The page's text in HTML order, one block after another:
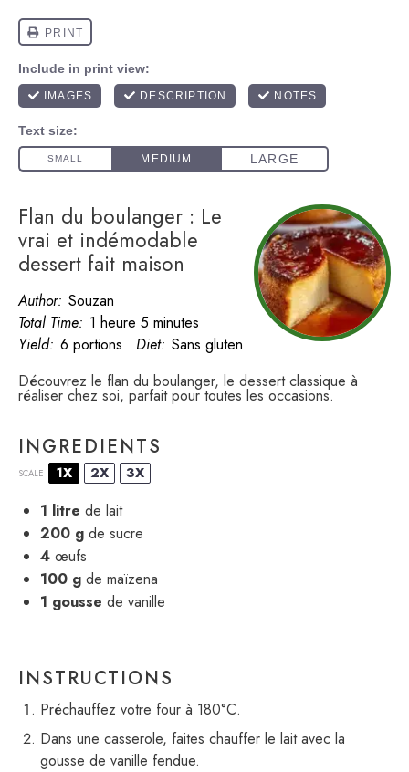
Flan du boulanger : Le
vrai et indémodable
dessert fait maison
Author: Souzan
Total Time: 1 heure 5 minutes
Yield: 6 portions Diet: Sans gluten
Découvrez le flan du boulanger, le dessert classique à
réaliser chez soi, parfait pour toutes les occasions.
INGREDIENTS
SCALE 1X 2X 3X
1 litre de lait
200 g de sucre
4 œufs
100 g de maïzena
1 gousse de vanille
INSTRUCTIONS
Préchauffez votre four à 180°C.
Dans une casserole, faites chauffer le lait avec la
gousse de vanille fendue.